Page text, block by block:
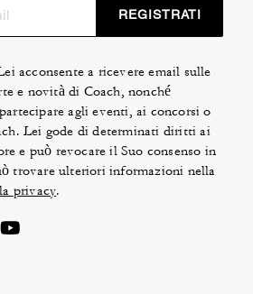
REGISTRATI
acconsente a ricevere email sulle
e novità di Coach, nonché
agli eventi, ai concorsi o
Lei gode di determinati diritti ai
e può revocare il Suo consenso in
trovare ulteriori informazioni nella
privacy.